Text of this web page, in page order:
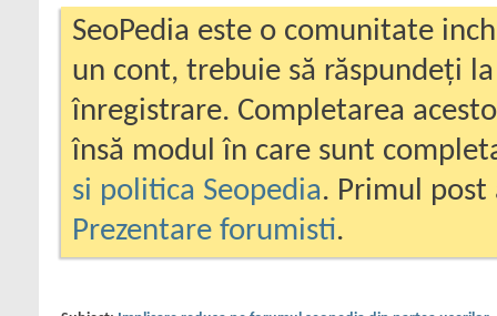
SeoPedia este o comunitate
un cont, trebuie să răspundeți
înregistrare. Completarea
însă modul în care sunt
si politica Seopedia. Primul
Prezentare forumisti.